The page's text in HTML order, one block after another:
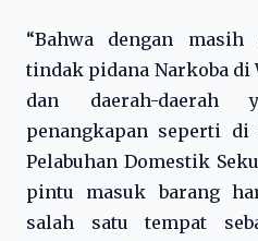
“Bahwa dengan masih
tindak pidana Narkoba
dan daerah-daerah
penangkapan seperti di
Pelabuhan Domestik
pintu masuk barang
salah satu tempat